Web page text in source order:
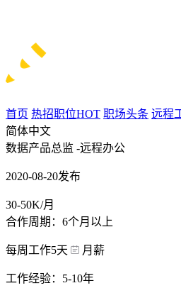
首页 热招职位HOT 职场头条 远程
简体中文
数据产品总监 -远程办公
2020-08-20发布
30-50K/月
合作周期：6个月以上
每周工作5天 月薪
工作经验：5-10年